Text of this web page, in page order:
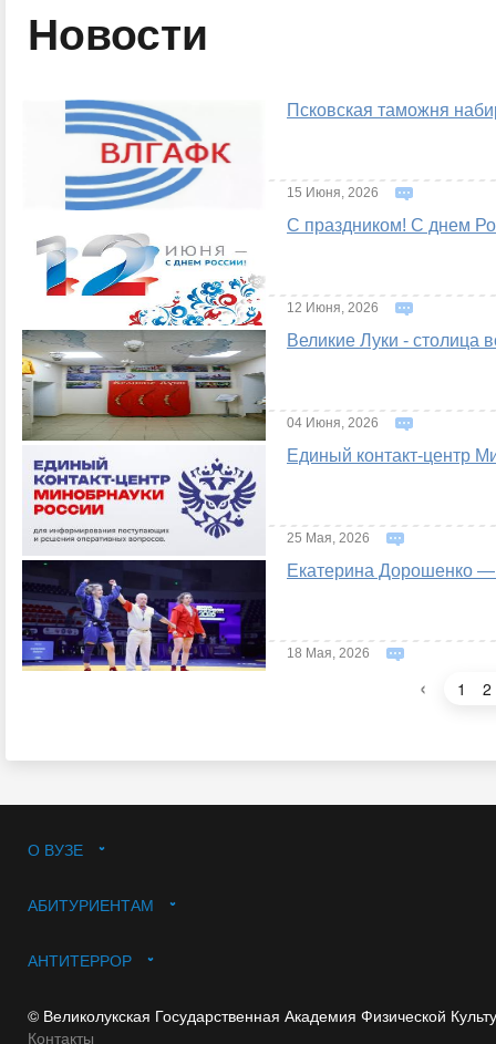
Новости
Псковская таможня
15 Июня, 2026
С праздником! С днем
12 Июня, 2026
Великие Луки - столица
04 Июня, 2026
Единый контакт-центр
25 Мая, 2026
Екатерина Дорошенко
18 Мая, 2026
‹ 1 2
О ВУЗЕ
АБИТУРИЕНТАМ
АНТИТЕРРОР
© Великолукская Государственная Академия Физической
Контакты